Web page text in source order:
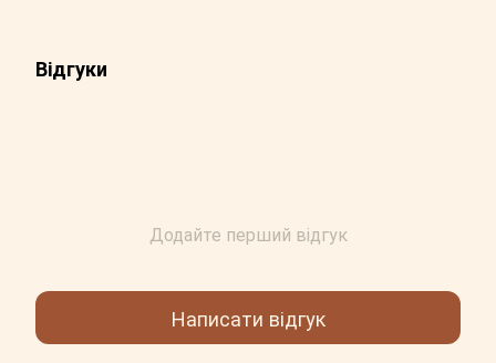
Відгуки
Додайте перший відгук
Написати відгук